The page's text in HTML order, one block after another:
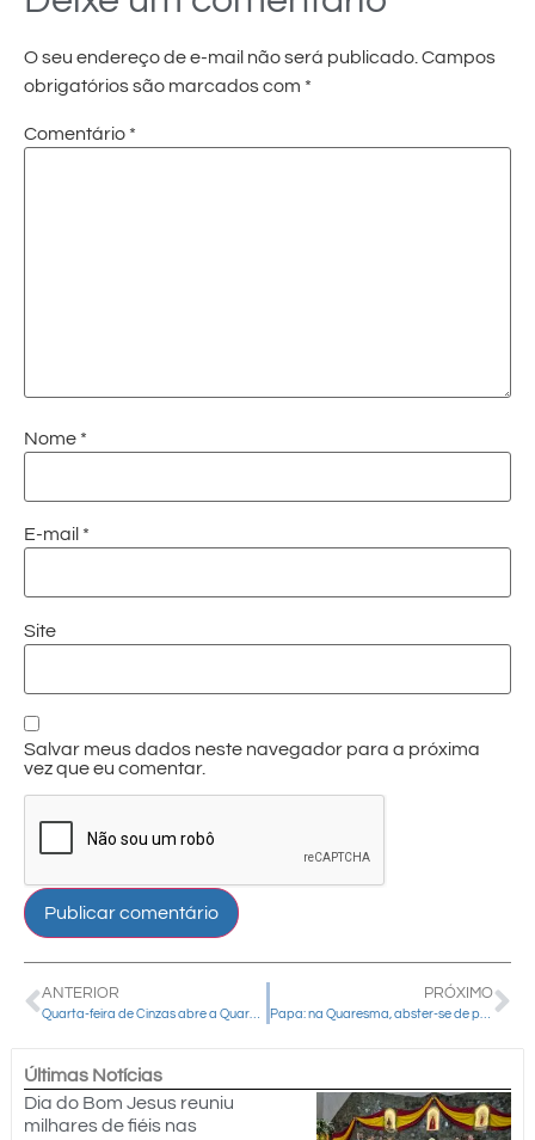
O seu endereço de e-mail não será publicado. Campos
obrigatórios são marcados com *
Comentário *
Nome *
E-mail *
Site
Salvar meus dados neste navegador para a próxima
vez que eu comentar.
ANTERIOR PRÓXIMO
Papa: na Quaresma, abster-se de palavras que ferem o próximo
Últimas Notícias
Dia do Bom Jesus reuniu
milhares de fiéis nas